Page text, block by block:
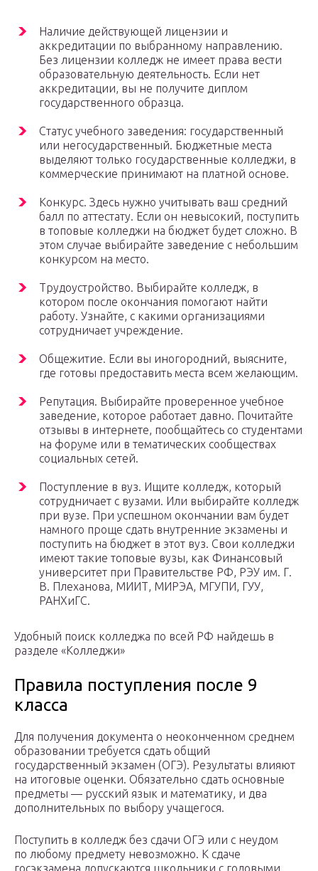
Наличие действующей лицензии и
аккредитации по выбранному направлению.
Без лицензии колледж не имеет права вести
образовательную деятельность. Если нет
аккредитации, вы не получите диплом
государственного образца.
Статус учебного заведения: государственный
или негосударственный. Бюджетные места
выделяют только государственные колледжи, в
коммерческие принимают на платной основе.
Конкурс. Здесь нужно учитывать ваш средний
балл по аттестату. Если он невысокий, поступить
в топовые колледжи на бюджет будет сложно. В
этом случае выбирайте заведение с небольшим
конкурсом на место.
Трудоустройство. Выбирайте колледж, в
котором после окончания помогают найти
работу. Узнайте, с какими организациями
сотрудничает учреждение.
Общежитие. Если вы иногородний, выясните,
где готовы предоставить места всем желающим.
Репутация. Выбирайте проверенное учебное
заведение, которое работает давно. Почитайте
отзывы в интернете, пообщайтесь со студентами
на форуме или в тематических сообществах
социальных сетей.
Поступление в вуз. Ищите колледж, который
сотрудничает с вузами. Или выбирайте колледж
при вузе. При успешном окончании вам будет
намного проще сдать внутренние экзамены и
поступить на бюджет в этот вуз. Свои колледжи
имеют такие топовые вузы, как Финансовый
университет при Правительстве РФ, РЭУ им. Г.
В. Плеханова, МИИТ, МИРЭА, МГУПИ, ГУУ,
РАНХиГС.
Удобный поиск колледжа по всей РФ найдешь в
разделе «Колледжи»
Правила поступления после 9
класса
Для получения документа о неоконченном среднем
образовании требуется сдать общий
государственный экзамен (ОГЭ). Результаты влияют
на итоговые оценки. Обязательно сдать основные
предметы — русский язык и математику, и два
дополнительных по выбору учащегося.
Поступить в колледж без сдачи ОГЭ или с неудом
по любому предмету невозможно. К сдаче
госэкзамена допускаются школьники с годовыми